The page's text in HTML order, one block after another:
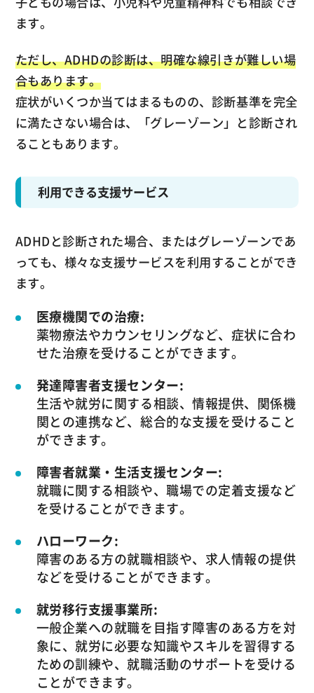
ます。
ただし、ADHDの診断は、明確な線引きが難しい場
合もあります。
症状がいくつか当てはまるものの、診断基準を完全
に満たさない場合は、「グレーゾーン」と診断され
ることもあります。
利用できる支援サービス
ADHDと診断された場合、またはグレーゾーンであ
っても、様々な支援サービスを利用することができ
ます。
医療機関での治療:
薬物療法やカウンセリングなど、症状に合わ
せた治療を受けることができます。
発達障害者支援センター:
生活や就労に関する相談、情報提供、関係機
関との連携など、総合的な支援を受けること
ができます。
障害者就業・生活支援センター:
就職に関する相談や、職場での定着支援など
を受けることができます。
ハローワーク:
障害のある方の就職相談や、求人情報の提供
などを受けることができます。
就労移行支援事業所:
一般企業への就職を目指す障害のある方を対
象に、就労に必要な知識やスキルを習得する
ための訓練や、就職活動のサポートを受ける
ことができます。